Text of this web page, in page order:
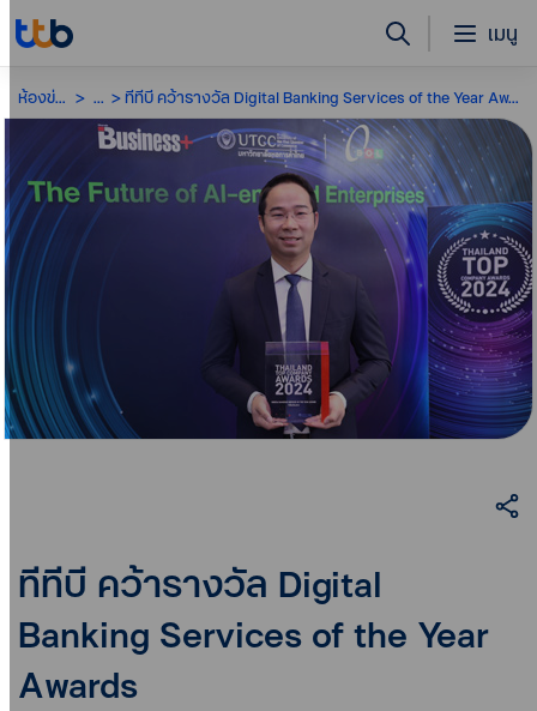
เมนู
ห้องข่าว ... ทีทีบี คว้ารางวัล Digital Banking Services of the Year Awards
ทีทีบี คว้ารางวัล Digital
Banking Services of the Year
Awards